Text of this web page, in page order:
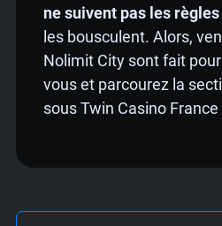
ne suivent pas les
les bousculent. Alors,
Nolimit City sont fait
vous et parcourez la
sous Twin Casino